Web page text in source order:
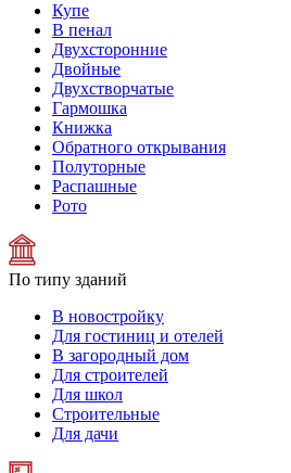
Купе
В пенал
Двухсторонние
Двойные
Двухстворчатые
Гармошка
Книжка
Обратного открывания
Полуторные
Распашные
Рото
По типу зданий
В новостройку
Для гостиниц и отелей
В загородный дом
Для строителей
Для школ
Строительные
Для дачи